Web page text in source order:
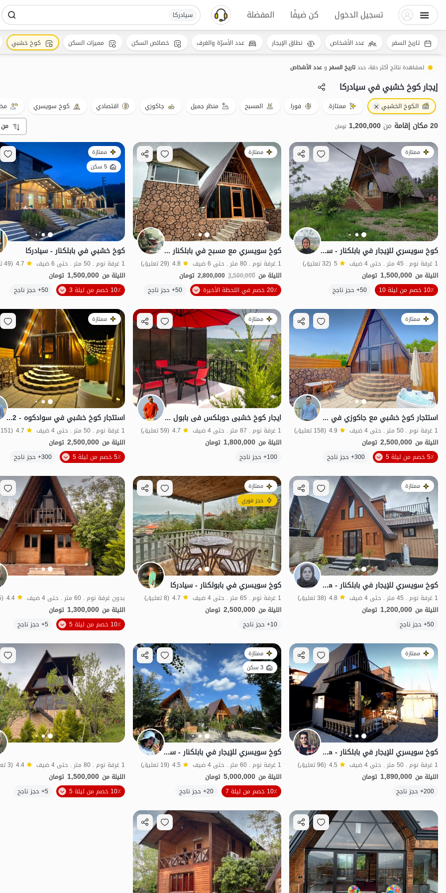
تسجيل الدخول كن ضيفًا المفضلة سیادرکا
لمشاهدة نتائج أكثر دقة، حددتاريخ السفروعدد الأشخاص
إيجار كوخ خشبي في سیادرکا
الكوخ الخشبي ممتازة. فورا. المسبح منظر جميل جاكوزي اقتصادي كوخ سويسري
20 مكان إقامة من 1,200,000 تومان
ممتازة
كوخ سويسري للإيجار في بابلكنار - سيادركا
1 غرفة نوم . 45 متر . حتى 4 ضيف 5 (32 تعليق)
الليلة من 1,500,000 تومان
10٪ خصم من ليلة 10
50+ حجز ناجح اقتصادي الموقع على الخريطة
ممتازة
كوخ سويسري مع مسبح في بابلكنار - سياه دركا
1 غرفة نوم . 80 متر . حتى 6 ضيف 4.8 (29 تعليق)
الليلة من 3,500,000
2,800,000 تومان
20٪ خصم في اللحظة الأخيرة
50+ حجز ناجح الموقع على الخريطة
ممتازة
5 سكن
كوخ خشبي في بابلكنار - سيادركا
1 غرفة نوم . 50 متر . حتى 6 ضيف 4.7 (49 تعليق)
الليلة من 1,500,000 تومان
10٪ خصم من ليلة 3
50+ حجز ناجح
ممتازة
استئجار كوخ خشبي مع جاكوزي في سوادكوه - Atlas 1
1 غرفة نوم . 50 متر . حتى 4 ضيف 4.9 (158 تعليق)
الليلة من 2,500,000 تومان
5٪ خصم من ليلة 5
300+ حجز ناجح منظر جميل الموقع على الخريطة
ممتازة
ایجار کوخ خشبی دوبلکس فی بابول کنار - سیادرکا
1 غرفة نوم . 87 متر . حتى 4 ضيف 4.7 (59 تعليق)
الليلة من 1,800,000 تومان
100+ حجز ناجح
الموقع على الخريطة
ممتازة
استئجار كوخ خشبي في سوادكوه - Merzikala - Atlas 2
1 غرفة نوم . 50 متر . حتى 4 ضيف 4.7 (151 تعليق)
الليلة من 2,500,000 تومان
5٪ خصم من ليلة 5
300+ حجز ناجح
ممتازة
كوخ سويسري للإيجار في بابلكنار - Siah Derka
1 غرفة نوم . 45 متر . حتى 4 ضيف 4.8 (38 تعليق)
الليلة من 1,200,000 تومان
50+ حجز ناجح
اقتصادي الموقع على الخريطة
ممتازة
حجز فوري
كوخ سويسري في بابولكنار - سيادركا
1 غرفة نوم . 65 متر . حتى 4 ضيف 4.7 (8 تعليق)
الليلة من 2,500,000 تومان
10+ حجز ناجح
منظر جميل
بدون غرفة نوم . 60 متر . حتى 4 ضيف 4.4 (5 تعليق)
الليلة من 1,300,000 تومان
10٪ خصم من ليلة 5
5+ حجز ناجح
ممتازة
كوخ سويسري للإيجار في بابلكنار - Siah Derka
1 غرفة نوم . 50 متر . حتى 4 ضيف 4.5 (96 تعليق)
الليلة من 1,890,000 تومان
200+ حجز ناجح
الموقع على الخريطة
ممتازة
3 سكن
كوخ سويسري للإيجار في بابلكنار - سيادركا
1 غرفة نوم . 60 متر . حتى 4 ضيف 4.5 (19 تعليق)
الليلة من 5,000,000 تومان
10٪ خصم من ليلة 7
20+ حجز ناجح الموقع على الخريطة
1 غرفة نوم . 80 متر . حتى 4 ضيف 4.4 (3 تعليق)
الليلة من 1,500,000 تومان
10٪ خصم من ليلة 5
5+ حجز ناجح
تاريخ السفر عدد الأشخاص نطاق الإيجار عدد الأسرّة والغرف خصائص السكن مميزات السكن كوخ خشبي